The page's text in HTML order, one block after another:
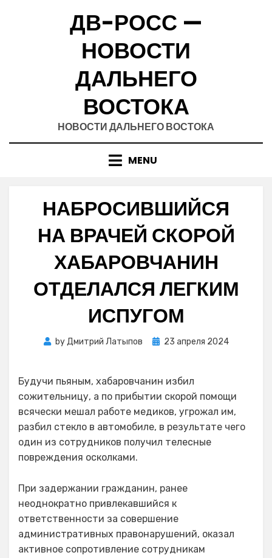
ДВ-РОСС —
НОВОСТИ
ДАЛЬНЕГО
ВОСТОКА
НОВОСТИ ДАЛЬНЕГО ВОСТОКА
MENU
НАБРОСИВШИЙСЯ
НА ВРАЧЕЙ СКОРОЙ
ХАБАРОВЧАНИН
ОТДЕЛАЛСЯ ЛЕГКИМ
ИСПУГОМ
byДмитрий Латыпов
Posted
23 апреля 2024
Будучи пьяным, хабаровчанин избил
сожительницу, а по прибытии скорой помощи
всячески мешал работе медиков, угрожал им,
разбил стекло в автомобиле, в результате чего
один из сотрудников получил телесные
повреждения осколками.
При задержании гражданин, ранее
неоднократно привлекавшийся к
ответственности за совершение
административных правонарушений, оказал
активное сопротивление сотрудникам